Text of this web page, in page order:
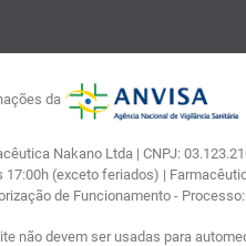
da
Nakano Ltda | CNPJ:
(exceto feriados) |
de Funcionamento -
não devem ser usadas para